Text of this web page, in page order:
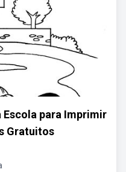
para Imprimir
Gratuitos